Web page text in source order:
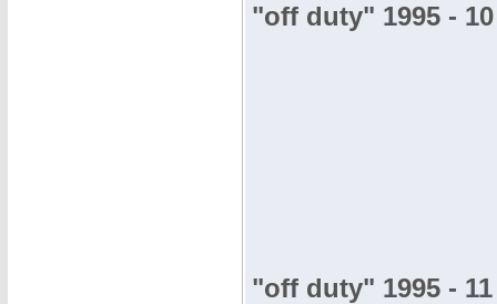
"off duty" 1995 - 10
"off duty" 1995 - 11